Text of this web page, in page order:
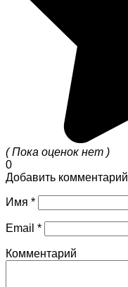
( Пока оценок нет )
0
Добавить комментарий
Имя *
Email *
Комментарий